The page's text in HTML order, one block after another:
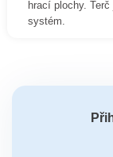
hrací plochy.
systém.